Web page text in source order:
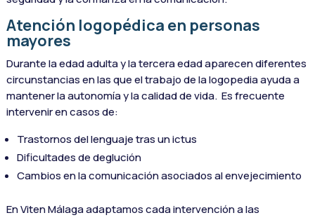
Atención logopédica en personas
mayores
Durante la edad adulta y la tercera edad aparecen diferentes
circunstancias en las que el trabajo de la logopedia ayuda a
mantener la autonomía y la calidad de vida. Es frecuente
intervenir en casos de:
Trastornos del lenguaje tras un ictus
Dificultades de deglución
Cambios en la comunicación asociados al envejecimiento
En Viten Málaga adaptamos cada intervención a las